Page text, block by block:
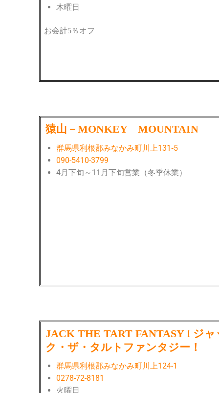
木曜日
お会計5％オフ
猿山－MONKEY MOUNTAIN
群馬県利根郡みなかみ町川上131‐5
090-5410-3799
4月下旬～11月下旬営業（冬季休業）
JACK THE TART FANTASY ! ジャ
ク・ザ・タルトファンタジー！
群馬県利根郡みなかみ町川上124-1
0278-72-8181
火曜日